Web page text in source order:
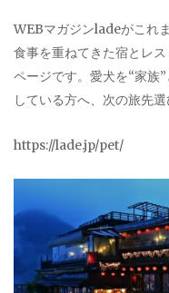
WEBマガジンladeがこれ
食事を重ねてきた宿とレ
ページです。愛犬を“家族
している方へ、次の旅先
https://lade.jp/pet/